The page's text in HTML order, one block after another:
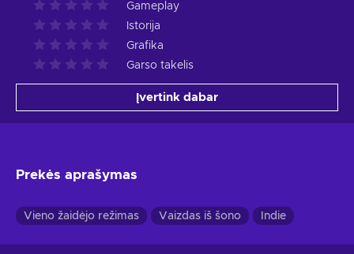
Gameplay
Istorija
Grafika
Garso takelis
Įvertink dabar
Prekės aprašymas
Vieno žaidėjo režimas Vaizdas iš šono Indie